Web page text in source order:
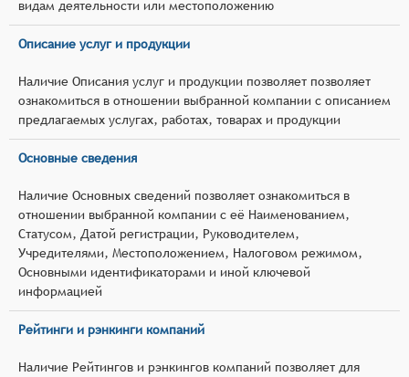
видам деятельности или местоположению
Описание услуг и продукции
Наличие Описания услуг и продукции позволяет позволяет
ознакомиться в отношении выбранной компании с описанием
предлагаемых услугах, работах, товарах и продукции
Основные сведения
Наличие Основных сведений позволяет ознакомиться в
отношении выбранной компании с её Наименованием,
Статусом, Датой регистрации, Руководителем,
Учредителями, Местоположением, Налоговом режимом,
Основными идентификаторами и иной ключевой
информацией
Рейтинги и рэнкинги компаний
Наличие Рейтингов и рэнкингов компаний позволяет для